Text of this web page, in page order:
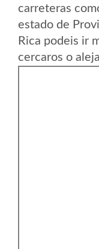
carreteras
estado de
Rica podeis ir
cercaros o